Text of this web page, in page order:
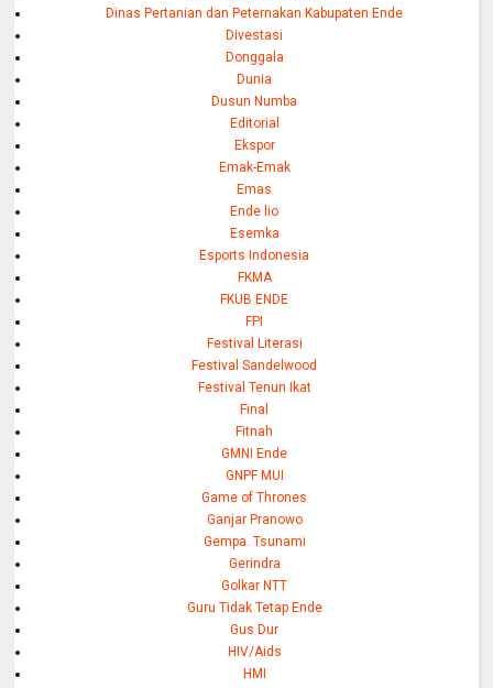
Dinas Pertanian dan Peternakan Kabupaten Ende
Divestasi
Donggala
Dunia
Dusun Numba
Editorial
Ekspor
Emak-Emak
Emas
Ende lio
Esemka
Esports Indonesia
FKMA
FKUB ENDE
FPI
Festival Literasi
Festival Sandelwood
Festival Tenun Ikat
Final
Fitnah
GMNI Ende
GNPF MUI
Game of Thrones
Ganjar Pranowo
Gempa. Tsunami
Gerindra
Golkar NTT
Guru Tidak Tetap Ende
Gus Dur
HIV/Aids
HMI